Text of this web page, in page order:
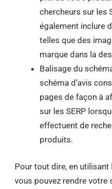
chercheurs sur les
également inclure
telles que des
marque dans la
Balisage du
schéma d’avis
pages de façon à
sur les SERP
effectuent de
produits.
Pour tout dire, en
vous pouvez rendre